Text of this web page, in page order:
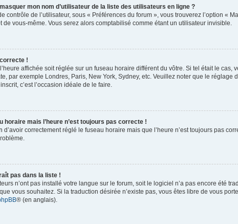
mon nom d’utilisateur de la liste des utilisateurs en ligne ?
contrôle de l’utilisateur, sous « Préférences du forum », vous trouverez l’option «
de vous-même. Vous serez alors comptabilisé comme étant un utilisateur invisible.
correcte !
affichée soit réglée sur un fuseau horaire différent du vôtre. Si tel était le
par exemple Londres, Paris, New York, Sydney, etc. Veuillez noter que le
c’est l’occasion idéale de le faire.
horaire mais l’heure n’est toujours pas correcte !
d’avoir correctement réglé le fuseau horaire mais que l’heure n’est toujours pas
pas dans la liste !
n’ont pas installé votre langue sur le forum, soit le logiciel n’a pas encore été
vous souhaitez. Si la traduction désirée n’existe pas, vous êtes libre de vous
® (en anglais).